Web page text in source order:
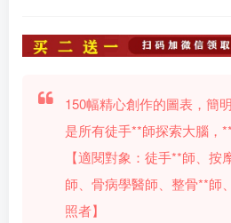
150幅精心創作的圖表，簡
是所有徒手**師探索大腦，
【適閱對象：徒手**師、
師、骨病學醫師、整骨**師
照者】